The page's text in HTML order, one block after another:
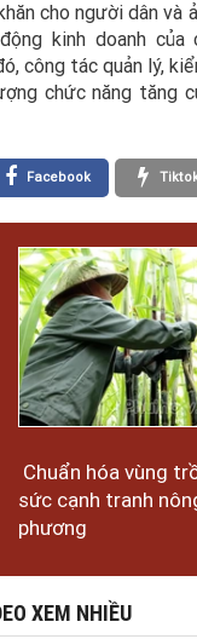
cho người dân và
kinh doanh của
công tác quản lý,
chức năng tăng
Facebook
Chuẩn hóa vùng
sức cạnh tranh
phương
XEM NHIỀU